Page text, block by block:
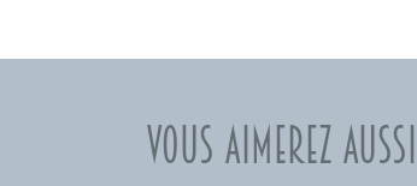
Vous aimerez aussi